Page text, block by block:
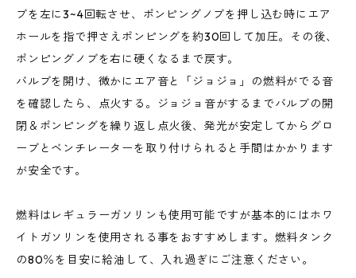
ブを左に3~4回転させ、ポンピングノブを押し込む時にエア
ホールを指で押さえポンピングを約30回して加圧。その後、
ポンピングノブを右に硬くなるまで戻す。
バルブを開け、微かにエア音と「ジョジョ」の燃料がでる音
を確認したら、点火する。ジョジョ音がするまでバルブの開
閉＆ポンピングを繰り返し点火後、発光が安定してからグロ
ーブとベンチレーターを取り付けられると手間はかかります
が安全です。
燃料はレギュラーガソリンも使用可能ですが基本的にはホワ
イトガソリンを使用される事をおすすめします。燃料タンク
の80％を目安に給油して、入れ過ぎにご注意ください。